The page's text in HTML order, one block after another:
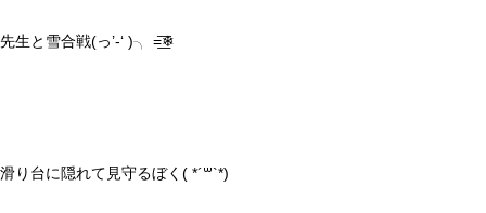
先生と雪合戦(っ’-‘ )╮ =͟͞❄
滑り台に隠れて見守るぼく( *´꒳`*)